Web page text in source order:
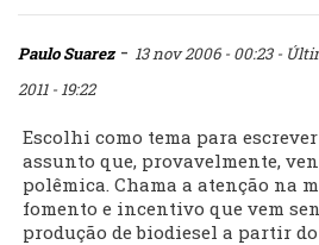
Paulo Suarez- 13 nov 2006 - 00:23 -
2011 - 19:22
Escolhi como tema para
assunto que, provavelmente,
polêmica. Chama a atenção na
fomento e incentivo que vem
produção de biodiesel a partir